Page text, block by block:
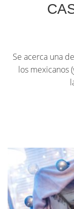
Se acerca una
los mexicanos